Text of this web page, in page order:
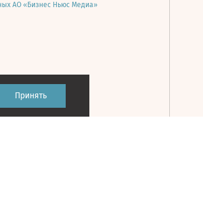
Принять
АО «Бизнес Ньюс Медиа»